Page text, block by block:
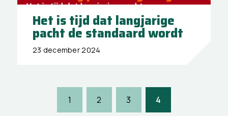
Het is tijd dat langjarige
pacht de standaard wordt
23 december 2024
1 2 3 4